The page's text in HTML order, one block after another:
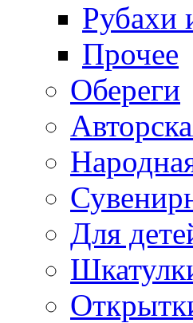
Рубахи
Прочее
Обереги
Для